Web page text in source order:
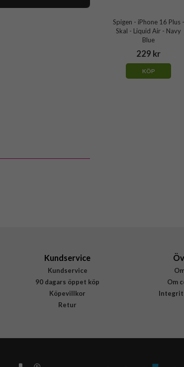
Spigen - iPhone 16 Plus -
Skal - Liquid Air - Navy
Blue
229 kr
KÖP
Kundservice
Kundservice
90 dagars öppet köp
Köpevillkor
Retur
Om